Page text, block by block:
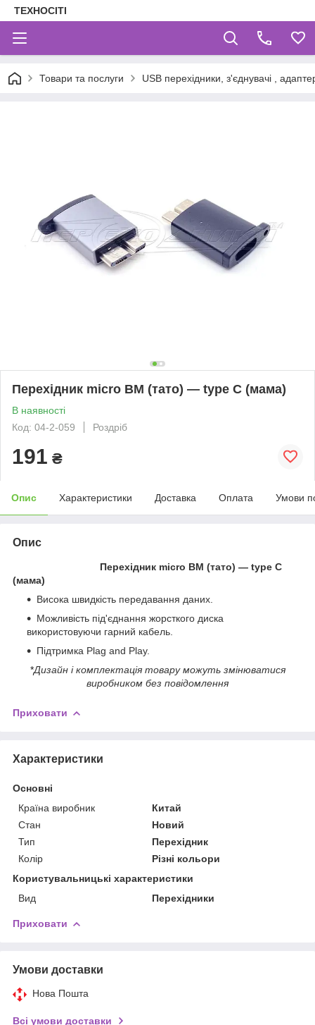
ТЕХНОСІТІ
Товари та послуги USB перехідники, з'єднувачі ,
Перехідник micro BM (тато) — type C (мама)
В наявності
Код: 04-2-059
Роздріб
191 ₴
Опис Характеристики Доставка Оплата Умови
Опис
Перехідник micro BM (тато) — type C
(мама)
Висока швидкість передавання даних.
Можливість під'єднання жорсткого диска
використовуючи гарний кабель.
Підтримка Plag and Play.
*Дизайн і комплектація товару можуть змінюватися
виробником без повідомлення
Приховати
Характеристики
Основні
Країна виробник
Китай
Стан
Новий
Тип
Перехідник
Колір
Різні кольори
Користувальницькі характеристики
Вид
Перехідники
Приховати
Умови доставки
Нова Пошта
Всі умови доставки